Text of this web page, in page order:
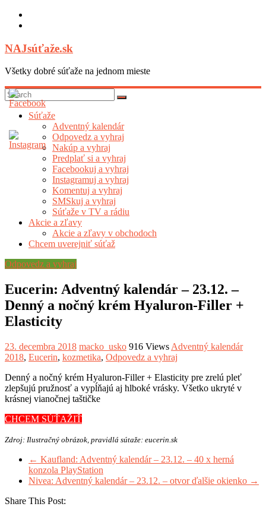
Skip
NAJsúťaže.sk
Všetky dobré súťaže na jednom mieste
Súťaže
Adventný kalendár
Odpovedz a vyhraj
Nakúp a vyhraj
Predplať si a vyhraj
Facebookuj a vyhraj
Instagramuj a vyhraj
Komentuj a vyhraj
SMSkuj a vyhraj
Súťaže v TV a rádiu
Akcie a zľavy
Akcie a zľavy v obchodoch
Chcem uverejniť súťaž
Odpovedz a vyhraj
Eucerin: Adventný kalendár – 23.12. –
Denný a nočný krém Hyaluron-Filler +
Elasticity
23. decembra 2018 macko_usko 916 Views Adventný kalendár
2018, Eucerin, kozmetika, Odpovedz a vyhraj
Denný a nočný krém Hyaluron-Filler + Elasticity pre zrelú pleť
zlepšujú pružnosť a vypĺňajú aj hlboké vrásky. Všetko ukryté v
krásnej vianočnej taštičke
CHCEM SÚŤAŽIŤ
Zdroj: Ilustračný obrázok, pravidlá sútaže: eucerin.sk
← Kaufland: Adventný kalendár – 23.12. – 40 x herná
konzola PlayStation
Nivea: Adventný kalendár – 23.12. – otvor ďalšie okienko →
Share This Post: